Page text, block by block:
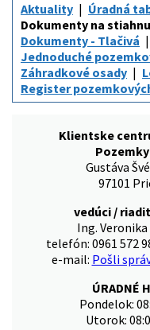
Aktuality
Úradná
Dokumenty na
Dokumenty - Tlačivá
Jednoduché
Záhradkové osady
Register
Klientske
Gustáva
97101
vedúci /
Ing.
telefón: 0961 572
e-mail: Pošli
ÚRADNÉ
Pondelok:
Utorok: